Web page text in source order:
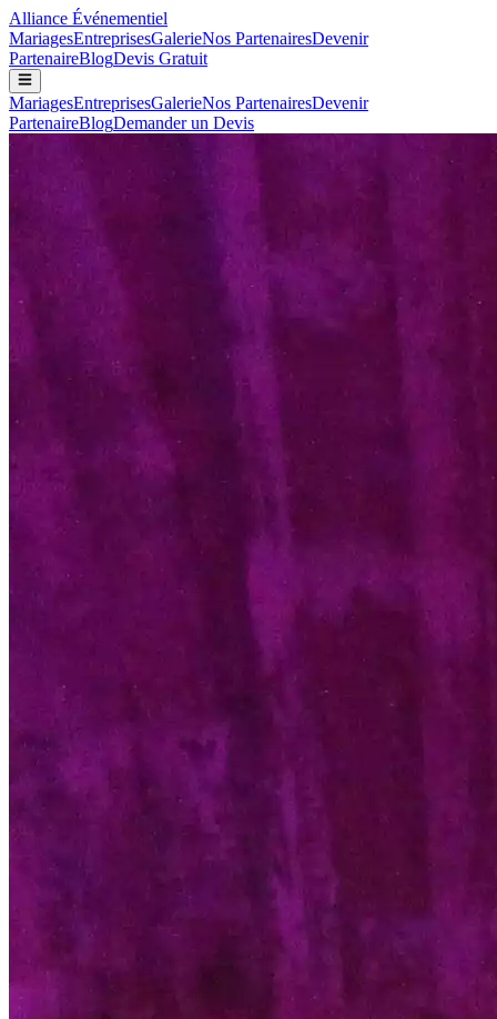
Alliance Événementiel
MariagesEntreprisesGalerieNos PartenairesDevenir
PartenaireBlogDevis Gratuit
MariagesEntreprisesGalerieNos PartenairesDevenir
PartenaireBlogDemander un Devis